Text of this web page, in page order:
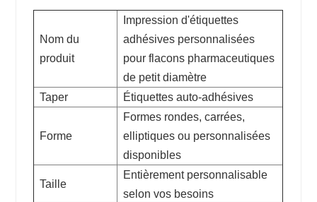
Nom du
produit
Impression d'étiquettes
adhésives personnalisées
pour flacons pharmaceutiques
de petit diamètre
Taper
Étiquettes auto-adhésives
Forme
Formes rondes, carrées,
elliptiques ou personnalisées
disponibles
Taille
Entièrement personnalisable
selon vos besoins